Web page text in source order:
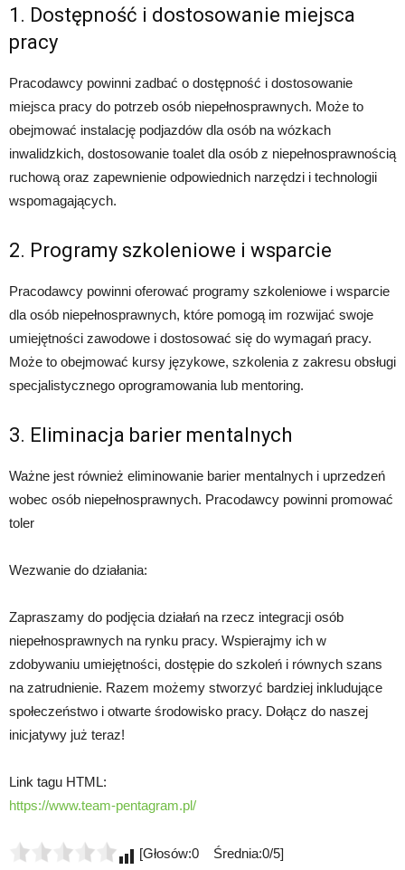
1. Dostępność i dostosowanie miejsca
pracy
Pracodawcy powinni zadbać o dostępność i dostosowanie
miejsca pracy do potrzeb osób niepełnosprawnych. Może to
obejmować instalację podjazdów dla osób na wózkach
inwalidzkich, dostosowanie toalet dla osób z niepełnosprawnością
ruchową oraz zapewnienie odpowiednich narzędzi i technologii
wspomagających.
2. Programy szkoleniowe i wsparcie
Pracodawcy powinni oferować programy szkoleniowe i wsparcie
dla osób niepełnosprawnych, które pomogą im rozwijać swoje
umiejętności zawodowe i dostosować się do wymagań pracy.
Może to obejmować kursy językowe, szkolenia z zakresu obsługi
specjalistycznego oprogramowania lub mentoring.
3. Eliminacja barier mentalnych
Ważne jest również eliminowanie barier mentalnych i uprzedzeń
wobec osób niepełnosprawnych. Pracodawcy powinni promować
toler
Wezwanie do działania:
Zapraszamy do podjęcia działań na rzecz integracji osób
niepełnosprawnych na rynku pracy. Wspierajmy ich w
zdobywaniu umiejętności, dostępie do szkoleń i równych szans
na zatrudnienie. Razem możemy stworzyć bardziej inkludujące
społeczeństwo i otwarte środowisko pracy. Dołącz do naszej
inicjatywy już teraz!
Link tagu HTML:
https://www.team-pentagram.pl/
[Głosów:0 Średnia:0/5]